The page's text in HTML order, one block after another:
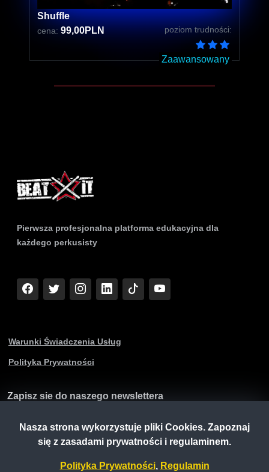
Shuffle
cena: 99,00PLN poziom trudności:
Zaawansowany
Pierwsza profesjonalna platforma edukacyjna dla
każdego perkusisty
Warunki Świadczenia Usług
Polityka Prywatności
Zapisz sie do naszego newslettera
Nasza strona wykorzystuje pliki Cookies. Zapoznaj
się z zasadami prywatności i regulaminem.
Polityka Prywatności, Regulamin